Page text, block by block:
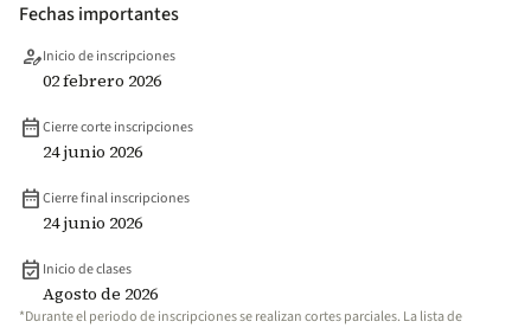
Fechas importantes
person_editInicio de inscripciones
02 febrero 2026
date_rangeCierre corte inscripciones
24 junio 2026
date_rangeCierre final inscripciones
24 junio 2026
event_available Inicio de clases
Agosto de 2026
*Durante el periodo de inscripciones se realizan cortes parciales. La lista de